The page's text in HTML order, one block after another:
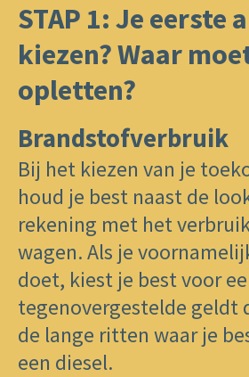
STAP 1: Je eerste
kiezen? Waar
opletten?
Brandstofverbruik
​Bij het kiezen van ​je
houd je best naast de
rekening met het
wagen. Als je
doet, kiest je best voor
tegenovergestelde geldt
de lange ritten waar je
een diesel.